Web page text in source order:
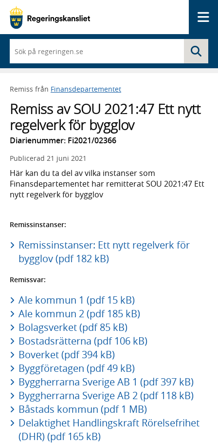
du
börjar
skriva
framträder
lista
med
sökförslag
Remiss från Finansdepartementet
Remiss av SOU 2021:47 Ett nytt
regelverk för bygglov
Diarienummer: Fi2021/02366
Publicerad 21 juni 2021
Här kan du ta del av vilka instanser som
Finansdepartementet har remitterat SOU 2021:47 Ett
nytt regelverk för bygglov
Remissinstanser:
Remissinstanser: Ett nytt regelverk för
bygglov (pdf 182 kB)
Remissvar:
Ale kommun 1 (pdf 15 kB)
Ale kommun 2 (pdf 185 kB)
Bolagsverket (pdf 85 kB)
Bostadsrätterna (pdf 106 kB)
Boverket (pdf 394 kB)
Byggföretagen (pdf 49 kB)
Byggherrarna Sverige AB 1 (pdf 397 kB)
Byggherrarna Sverige AB 2 (pdf 118 kB)
Båstads kommun (pdf 1 MB)
Delaktighet Handlingskraft Rörelsefrihet
(DHR) (pdf 165 kB)